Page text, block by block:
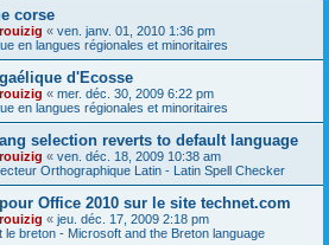
corse
« ven. janv. 01, 2010 1:36 pm
en langues régionales et minoritaires
d'Ecosse
« mer. déc. 30, 2009 6:22 pm
en langues régionales et minoritaires
selection reverts to default language
« ven. déc. 18, 2009 10:38 am
Orthographique Latin - Latin Spell Checker
Office 2010 sur le site technet.com
« jeu. déc. 17, 2009 2:18 pm
le breton - Microsoft and the Breton language